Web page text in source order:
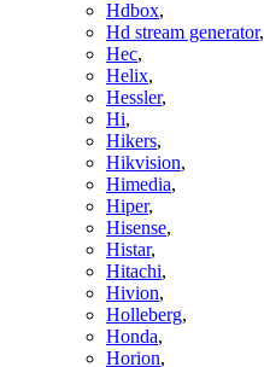
Hdbox,
Hd stream generator,
Hec,
Helix,
Hessler,
Hi,
Hikers,
Hikvision,
Himedia,
Hiper,
Hisense,
Histar,
Hitachi,
Hivion,
Holleberg,
Honda,
Horion,